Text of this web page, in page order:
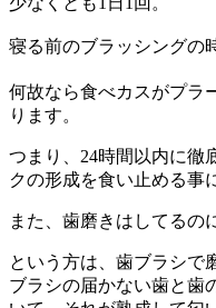
寝る前のブラッシングの
何故なら食べカスがプラ
ります。
つまり、24時間以内に徹
クの形成を食い止める事
また、歯磨きはしてるの
という方は、歯ブラシで
ブラシの届かない歯と歯